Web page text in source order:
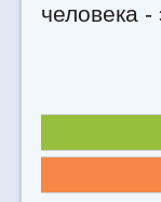
человека